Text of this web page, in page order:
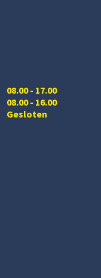
08.00 - 17.00
08.00 - 16.00
Gesloten